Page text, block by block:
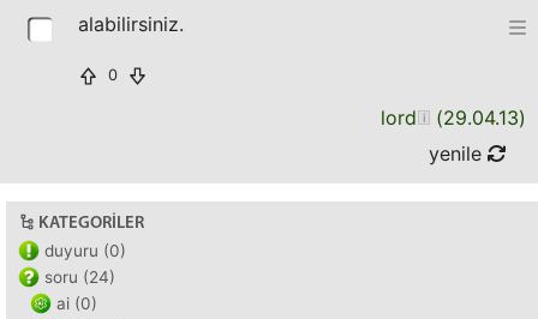
alabilirsiniz.
0
lord (29.04.13)
yenile
KATEGORILER
duyuru (0)
soru (24)
ai (0)